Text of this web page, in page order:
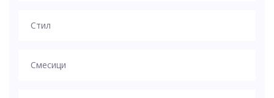
Стил
Смесици